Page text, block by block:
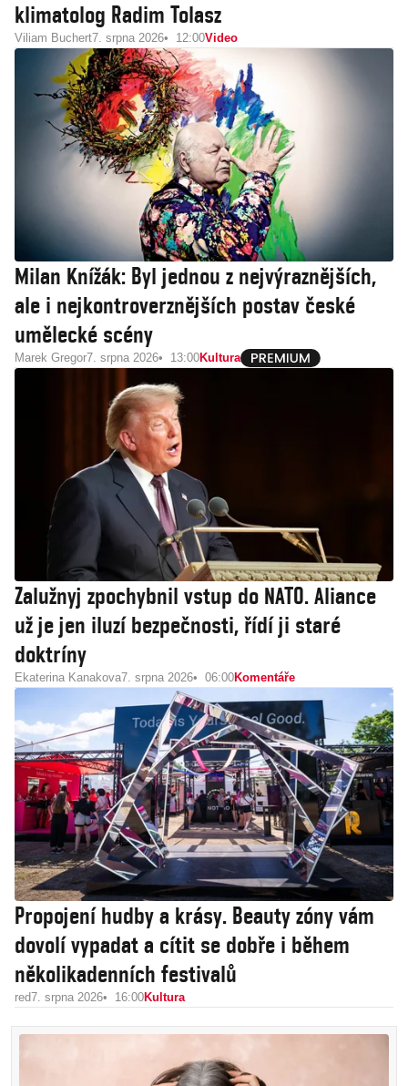
klimatolog Radim Tolasz
Viliam Buchert7. srpna 2026 12:00Video
Milan Knížák: Byl jednou z nejvýraznějších,
ale i nejkontroverznějších postav české
umělecké scény
Marek Gregor7. srpna 2026 13:00Kultura
Zalužnyj zpochybnil vstup do NATO. Aliance
už je jen iluzí bezpečnosti, řídí ji staré
doktríny
Ekaterina Kanakova7. srpna 2026 06:00Komentáře
Propojení hudby a krásy. Beauty zóny vám
dovolí vypadat a cítit se dobře i během
několikadenních festivalů
red7. srpna 2026 16:00Kultura